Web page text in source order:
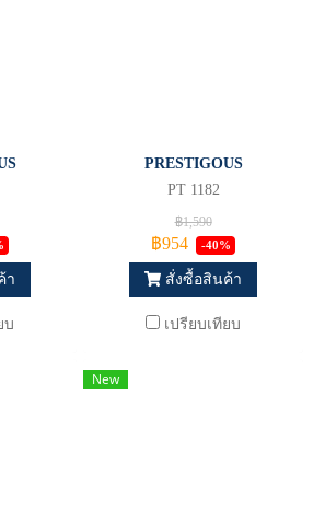
า
บ
PRESTIGOUS
PT 1182
฿1,590
฿954 -40%
สั่งซื้อสินค้า
เปรียบเทียบ
New